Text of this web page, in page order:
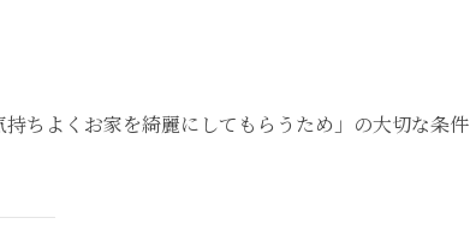
ちよくお家を綺麗にしてもらうため」の大切な条件